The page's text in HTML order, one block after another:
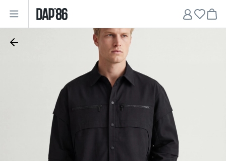
• Рубашки